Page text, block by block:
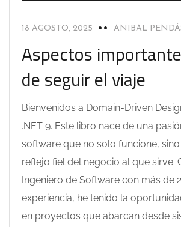
18 AGOSTO, 2025 ANIBAL
Aspectos
de seguir el viaje
Bienvenidos a Domain-Driven
.NET 9. Este libro nace de una
software que no solo funcione,
reflejo fiel del negocio al que sirve.
Ingeniero de Software con más de
experiencia, he tenido la
en proyectos que abarcan desde